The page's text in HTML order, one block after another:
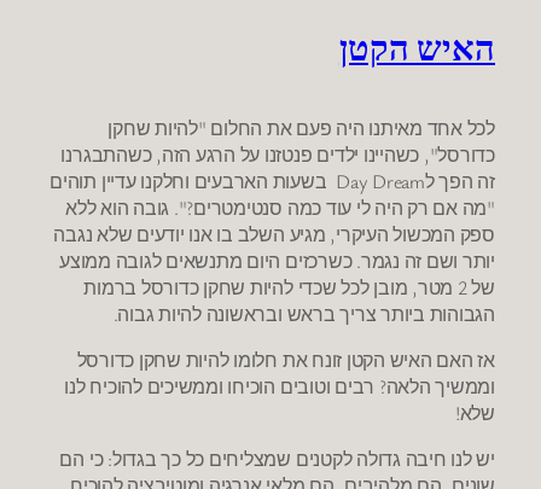
האיש הקטן
לכל אחד מאיתנו היה פעם את החלום "להיות שחקן
כדורסל", כשהיינו ילדים פנטזנו על הרגע הזה, כשהתבגרנו
זה הפך לDay Dream בשעות הארבעים וחלקנו עדיין תוהים
"מה אם רק היה לי עוד כמה סנטימטרים?". גובה הוא ללא
ספק המכשול העיקרי, מגיע השלב בו אנו יודעים שלא נגבה
יותר ושם זה נגמר. כשרכזים היום מתנשאים לגובה ממוצע
של 2 מטר, מובן לכל שכדי להיות שחקן כדורסל ברמות
הגבוהות ביותר צריך בראש ובראשונה להיות גבוה.
אז האם האיש הקטן זונח את חלומו להיות שחקן כדורסל
וממשיך הלאה? רבים וטובים הוכיחו וממשיכים להוכיח לנו
שלא!
יש לנו חיבה גדולה לקטנים שמצליחים כל כך בגדול: כי הם